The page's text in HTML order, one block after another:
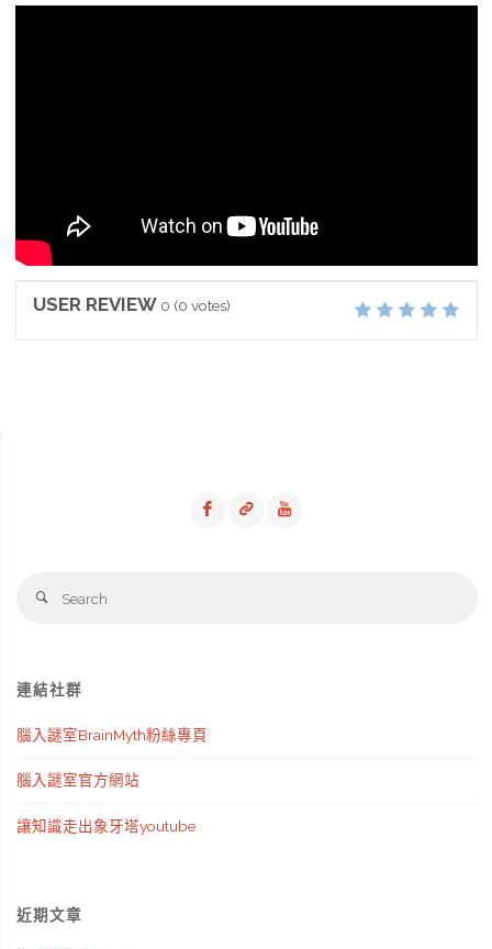
USER REVIEW 0 (0 votes)
Search
連結社群
腦入謎室BrainMyth粉絲專頁
腦入謎室官方網站
讓知識走出象牙塔youtube
近期文章